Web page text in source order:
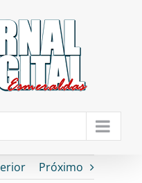
Próximo